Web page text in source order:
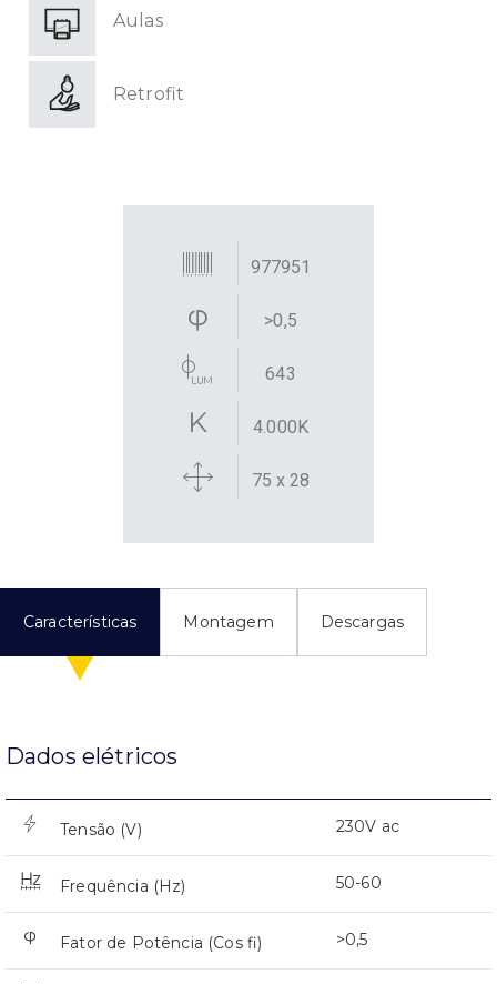
Aulas
Retrofit
977951
>0,5
643
4.000K
75 x 28
Características Montagem Descargas
Dados elétricos
Tensão (V) 230V ac
Frequência (Hz) 50-60
Fator de Potência (Cos fi) >0,5